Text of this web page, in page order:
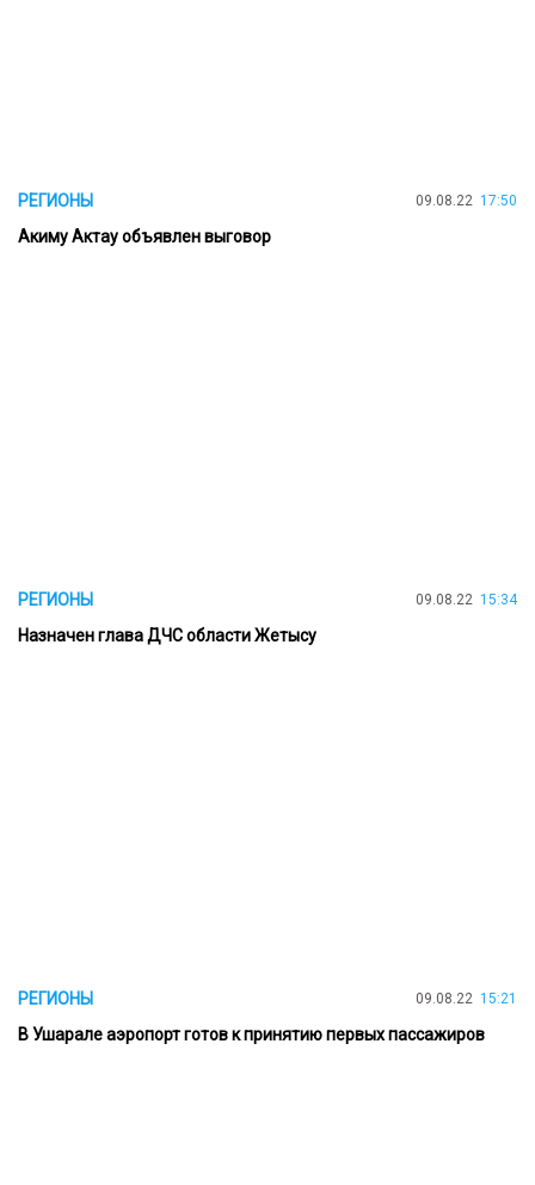
РЕГИОНЫ 09.08.22 17:50
Акиму Актау объявлен выговор
РЕГИОНЫ 09.08.22 15:34
Назначен глава ДЧС области Жетысу
РЕГИОНЫ 09.08.22 15:21
В Ушарале аэропорт готов к принятию первых пассажиров